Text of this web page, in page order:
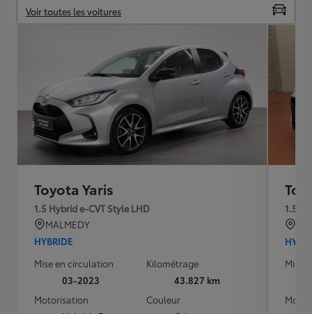
Voir toutes les voitures
Toyota Yaris
1.5 Hybrid e-CVT Style LHD
MALMEDY
HYBRIDE
Mise en circulation
03-2023
Kilométrage
43.827 km
Motorisation
Couleur
1.5
Mise